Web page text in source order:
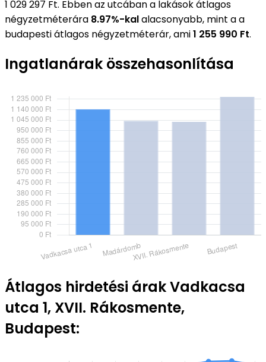
1 029 297 Ft. Ebben az utcában a lakások átlagos
négyzetméterára 8.97%-kalalacsonyabb, mint a a
budapesti átlagos négyzetméterár, ami1 255 990 Ft.
Ingatlanárak összehasonlítása
Átlagos hirdetési árak Vadkacsa
utca 1, XVII. Rákosmente,
Budapest: